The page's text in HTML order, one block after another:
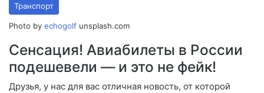
Транспорт
Photo by echogolf unsplash.com
Сенсация! Авиабилеты в России
подешевели — и это не фейк!
Друзья, у нас для вас отличная новость, от которой